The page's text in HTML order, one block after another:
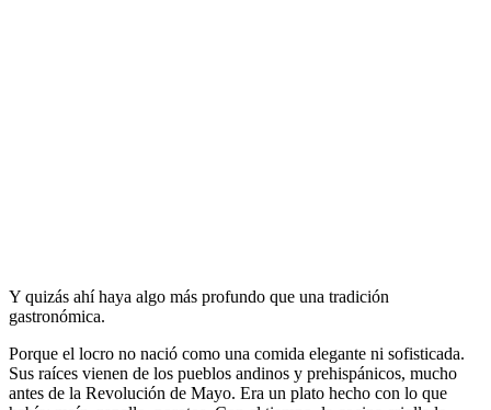
Y quizás ahí haya algo más profundo que una tradición
gastronómica.
Porque el locro no nació como una comida elegante ni sofisticada.
Sus raíces vienen de los pueblos andinos y prehispánicos, mucho
antes de la Revolución de Mayo. Era un plato hecho con lo que